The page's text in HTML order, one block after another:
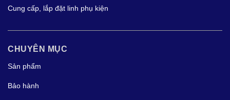
Cung cấp, lắp đặt linh phụ kiện
CHUYÊN MỤC
Sản phẩm
Bảo hành